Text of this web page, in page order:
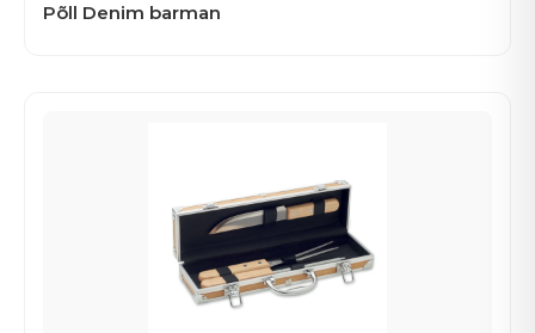
Põll Denim barman